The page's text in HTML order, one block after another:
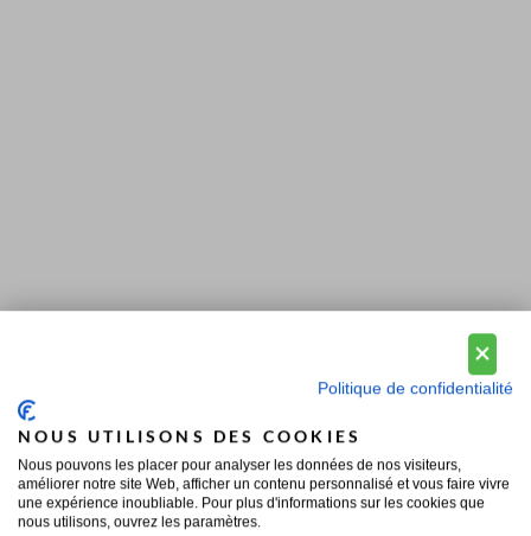
Politique de confidentialité
NOUS UTILISONS DES COOKIES
Nous pouvons les placer pour analyser les données de nos visiteurs,
améliorer notre site Web, afficher un contenu personnalisé et vous faire vivre
une expérience inoubliable. Pour plus d'informations sur les cookies que
nous utilisons, ouvrez les paramètres.